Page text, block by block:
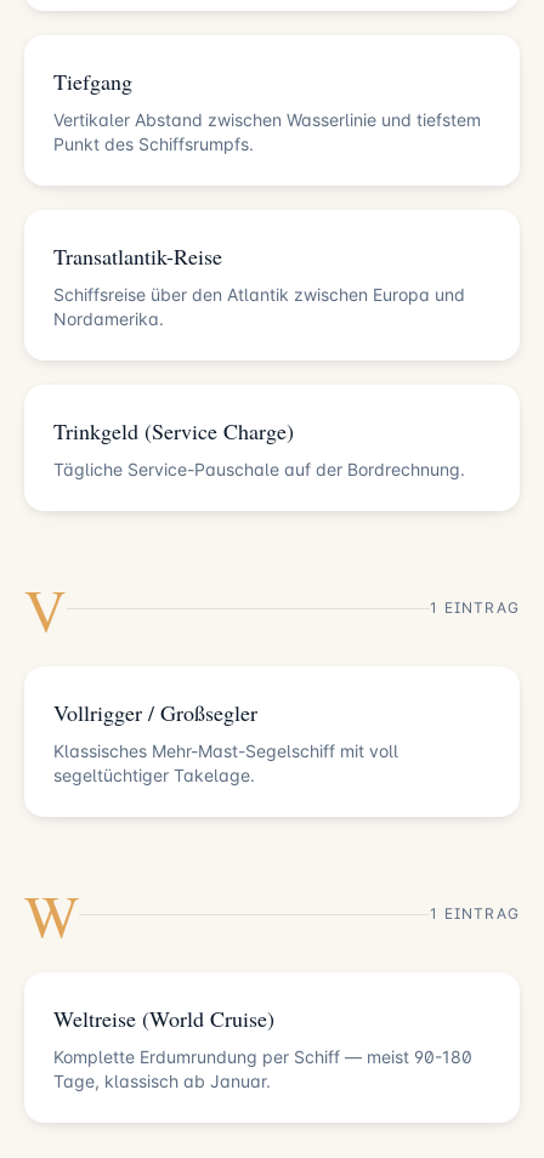
Tiefgang
Vertikaler Abstand zwischen Wasserlinie und tiefstem
Punkt des Schiffsrumpfs.
Transatlantik-Reise
Schiffsreise über den Atlantik zwischen Europa und
Nordamerika.
Trinkgeld (Service Charge)
Tägliche Service-Pauschale auf der Bordrechnung.
V 1 EINTRAG
Vollrigger / Großsegler
Klassisches Mehr-Mast-Segelschiff mit voll
segeltüchtiger Takelage.
W 1 EINTRAG
Weltreise (World Cruise)
Komplette Erdumrundung per Schiff — meist 90-180
Tage, klassisch ab Januar.